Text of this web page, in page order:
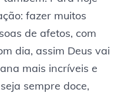
fazer muitos
de afetos, com
dia, assim Deus vai
mais incríveis e
sempre doce,